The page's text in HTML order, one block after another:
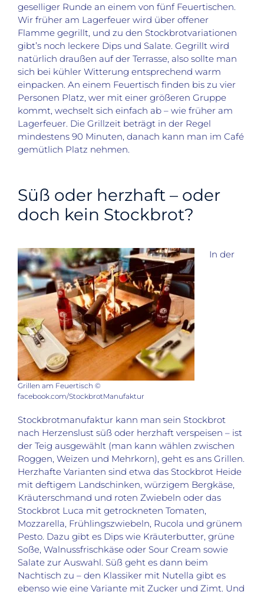
geselliger Runde an einem von fünf Feuertischen.
Wir früher am Lagerfeuer wird über offener
Flamme gegrillt, und zu den Stockbrotvariationen
gibt’s noch leckere Dips und Salate. Gegrillt wird
natürlich draußen auf der Terrasse, also sollte man
sich bei kühler Witterung entsprechend warm
einpacken. An einem Feuertisch finden bis zu vier
Personen Platz, wer mit einer größeren Gruppe
kommt, wechselt sich einfach ab – wie früher am
Lagerfeuer. Die Grillzeit beträgt in der Regel
mindestens 90 Minuten, danach kann man im Café
gemütlich Platz nehmen.
Süß oder herzhaft – oder
doch kein Stockbrot?
Grillen am Feuertisch ©
facebook.com/StockbrotManufaktur
In der
Stockbrotmanufaktur kann man sein Stockbrot
nach Herzenslust süß oder herzhaft verspeisen – ist
der Teig ausgewählt (man kann wählen zwischen
Roggen, Weizen und Mehrkorn), geht es ans Grillen.
Herzhafte Varianten sind etwa das Stockbrot Heide
mit deftigem Landschinken, würzigem Bergkäse,
Kräuterschmand und roten Zwiebeln oder das
Stockbrot Luca mit getrockneten Tomaten,
Mozzarella, Frühlingszwiebeln, Rucola und grünem
Pesto. Dazu gibt es Dips wie Kräuterbutter, grüne
Soße, Walnussfrischkäse oder Sour Cream sowie
Salate zur Auswahl. Süß geht es dann beim
Nachtisch zu – den Klassiker mit Nutella gibt es
ebenso wie eine Variante mit Zucker und Zimt. Und